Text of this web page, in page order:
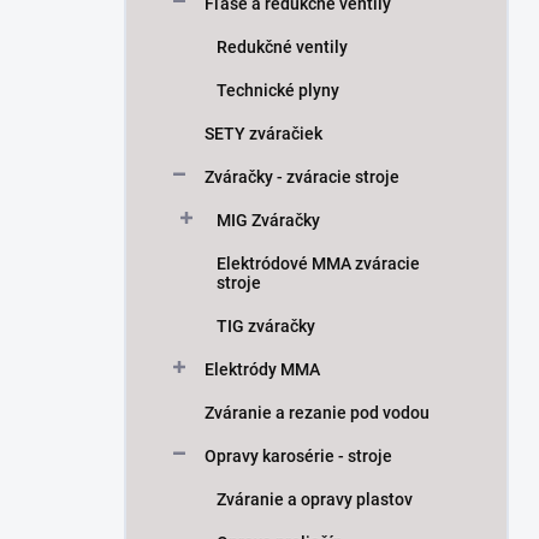
Redukčné ventily
Technické plyny
SETY zváračiek
Zváračky - zváracie stroje
MIG Zváračky
Elektródové MMA zváracie
stroje
TIG zváračky
Elektródy MMA
Zváranie a rezanie pod vodou
Opravy karosérie - stroje
Zváranie a opravy plastov